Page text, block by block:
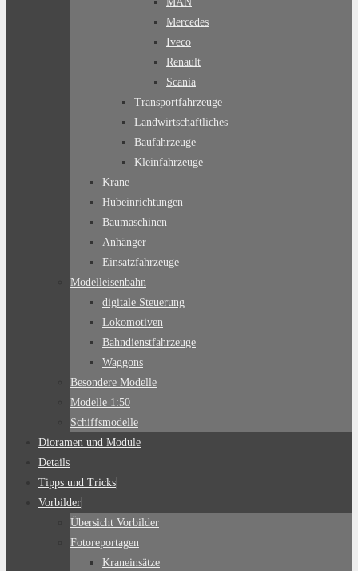
Mercedes
Iveco
Renault
Scania
Transportfahrzeuge
Landwirtschaftliches
Baufahrzeuge
Kleinfahrzeuge
Krane
Hubeinrichtungen
Baumaschinen
Anhänger
Einsatzfahrzeuge
Modelleisenbahn
digitale Steuerung
Lokomotiven
Bahndienstfahrzeuge
Waggons
Besondere Modelle
Modelle 1:50
Schiffsmodelle
Dioramen und Module
Details
Tipps und Tricks
Vorbilder
Übersicht Vorbilder
Fotoreportagen
Kraneinsätze